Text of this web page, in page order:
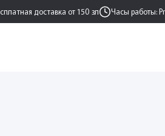
доставка от 150 зл Часы работы: